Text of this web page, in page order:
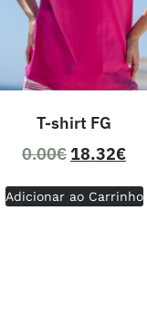
T-shirt FG
0.00€ 18.32€
Adicionar ao Carrinho